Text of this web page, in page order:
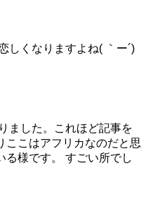
しくなりますよね( ｀ー´)
ました。これほど記事を
ここはアフリカなのだと思
る様です。 すごい所でし